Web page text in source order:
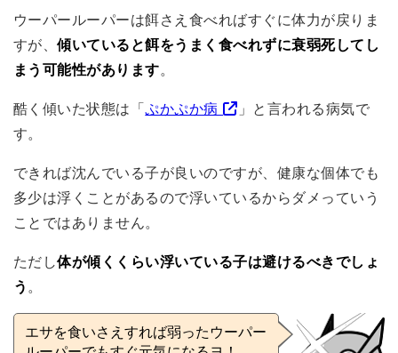
ウーパールーパーは餌さえ食べればすぐに体力が戻りま
すが、傾いていると餌をうまく食べれずに衰弱死してし
まう可能性があります。
酷く傾いた状態は「ぷかぷか病
」と言われる病気で
す。
できれば沈んでいる子が良いのですが、健康な個体でも
多少は浮くことがあるので浮いているからダメっていう
ことではありません。
ただし体が傾くくらい浮いている子は避けるべきでしょ
う 。
エサを食いさえすれば弱ったウーパー